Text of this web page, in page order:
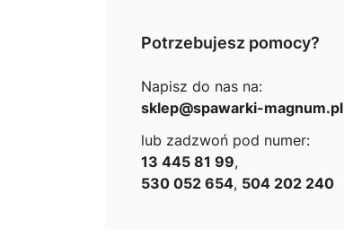
Potrzebujesz pomocy?
Napisz do nas na:
sklep@spawarki-magnum.pl
lub zadzwoń pod numer:
13 445 81 99,
530 052 654, 504 202 240